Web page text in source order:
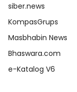
siber.news
KompasGrups
Masbhabin News
Bhaswara.com
e-Katalog V6